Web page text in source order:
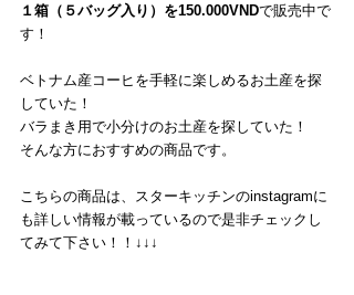
１箱（５バッグ入り）を150.000VNDで販売中で
す！
ベトナム産コーヒを手軽に楽しめるお土産を探
していた！
バラまき用で小分けのお土産を探していた！
そんな方におすすめの商品です。
こちらの商品は、スターキッチンのinstagramに
も詳しい情報が載っているので是非チェックし
てみて下さい！！↓↓↓